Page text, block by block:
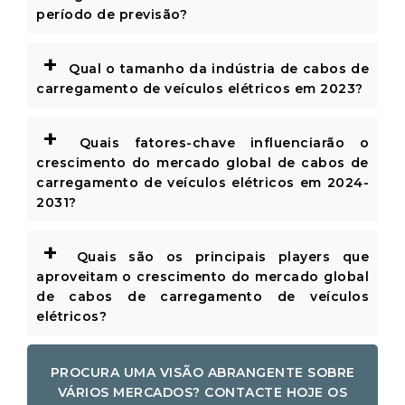
período de previsão?
+
Qual o tamanho da indústria de cabos de
carregamento de veículos elétricos em 2023?
+
Quais fatores-chave influenciarão o
crescimento do mercado global de cabos de
carregamento de veículos elétricos em 2024-
2031?
+
Quais são os principais players que
aproveitam o crescimento do mercado global
de cabos de carregamento de veículos
elétricos?
PROCURA UMA VISÃO ABRANGENTE SOBRE
VÁRIOS MERCADOS? CONTACTE HOJE OS